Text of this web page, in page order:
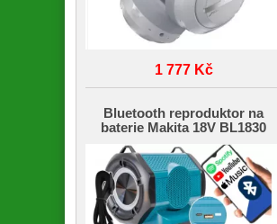
1 777 Kč
Bluetooth reproduktor na
baterie Makita 18V BL1830